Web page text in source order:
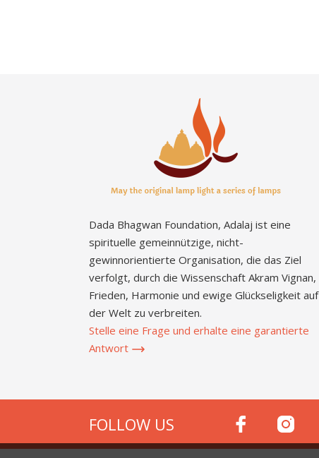
Dada Bhagwan Foundation, Adalaj ist eine
spirituelle gemeinnützige, nicht-
gewinnorientierte Organisation, die das Ziel
verfolgt, durch die Wissenschaft Akram Vignan,
Frieden, Harmonie und ewige Glückseligkeit auf
der Welt zu verbreiten.
Stelle eine Frage und erhalte eine garantierte
Antwort
FOLLOW US